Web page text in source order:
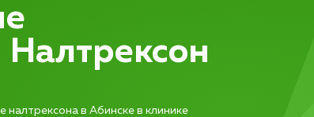
налтрексона в Абинске в клинике